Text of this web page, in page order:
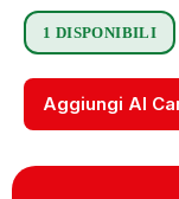
1 DISPONIBILI
Aggiungi Al